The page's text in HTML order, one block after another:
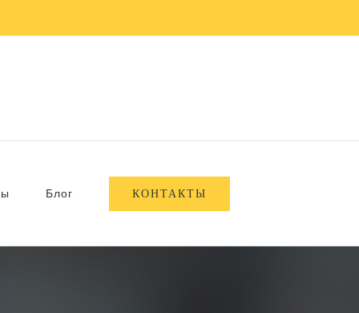
Блог КОНТАКТЫ